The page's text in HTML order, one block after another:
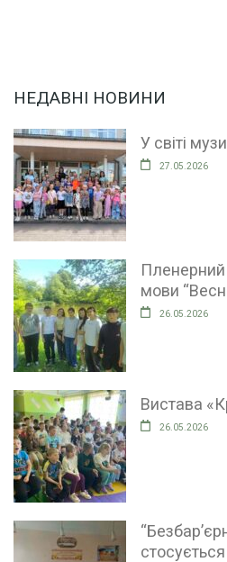
НЕДАВНІ НОВИНИ
У світі
27.05.2026
Пленерний
мови
26.05.2026
Вистава
26.05.2026